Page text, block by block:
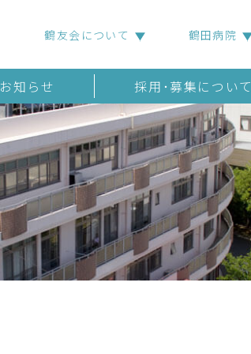
鶴友会について 鶴田病院
お知らせ 採用･募集について